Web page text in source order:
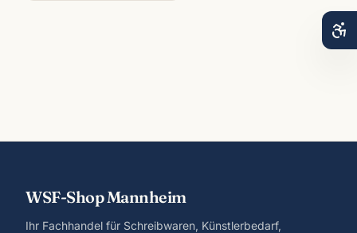
WSF-Shop Mannheim
Ihr Fachhandel für Schreibwaren, Künstlerbedarf,